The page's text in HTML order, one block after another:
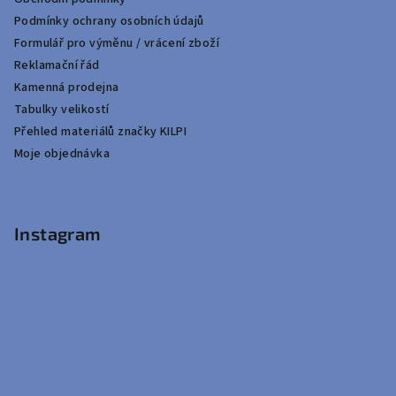
Podmínky ochrany osobních údajů
Formulář pro výměnu / vrácení zboží
Reklamační řád
Kamenná prodejna
Tabulky velikostí
Přehled materiálů značky KILPI
Moje objednávka
Instagram